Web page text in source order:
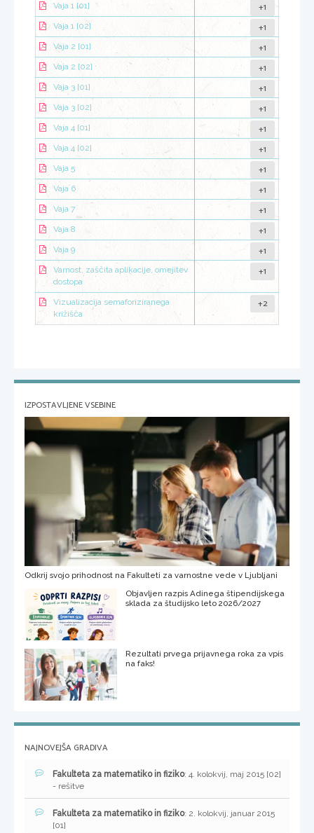
Vaja 1 [01] +1
Vaja 1 [02] +1
Vaja 2 [01] +1
Vaja 2 [02] +1
Vaja 3 [01] +1
Vaja 3 [02] +1
Vaja 4 [01] +1
Vaja 4 [02] +1
Vaja 5 +1
Vaja 6 +1
Vaja 7 +1
Vaja 8 +1
Vaja 9 +1
Varnost, zaščita aplikacije, omejitev
dostopa
+1
Vizualizacija semaforiziranega
križišča
+2
IZPOSTAVLJENE VSEBINE
Odkrij svojo prihodnost na Fakulteti za varnostne vede v Ljubljani
Objavljen razpis Adinega štipendijskega
sklada za študijsko leto 2026/2027
Rezultati prvega prijavnega roka za vpis
na faks!
NAJNOVEJŠA GRADIVA
Fakulteta za matematiko in fiziko: 4. kolokvij, maj 2015 [02]
- rešitve
Fakulteta za matematiko in fiziko: 2. kolokvij, januar 2015
[01]